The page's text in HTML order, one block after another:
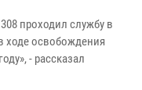
проходил службу в
ходе освобождения
- рассказал